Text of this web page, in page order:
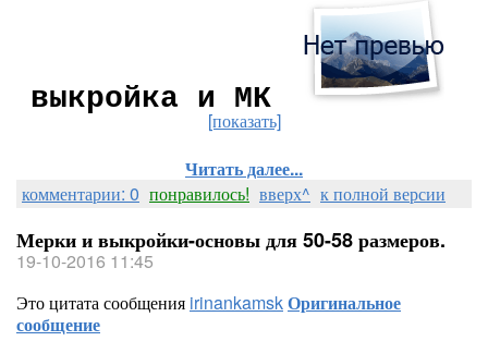
выкройка и МК
[показать]
Читать далее...
комментарии: 0 понравилось! вверх^ к полной версии
Мерки и выкройки-основы для 50-58 размеров.
19-10-2016 11:45
Это цитата сообщения irinankamskОригинальное
сообщение